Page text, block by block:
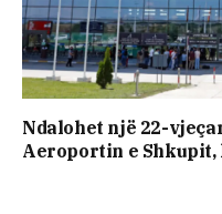
Ndalohet një 22-
Aeroportin e